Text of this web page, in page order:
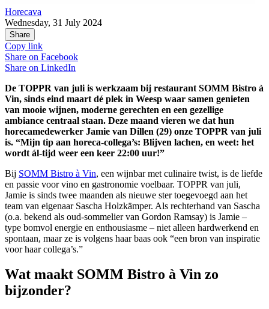
Horecava
Wednesday, 31 July 2024
Share
Copy link
Share on Facebook
Share on LinkedIn
De TOPPR van juli is werkzaam bij restaurant SOMM Bistro à
Vin, sinds eind maart dé plek in Weesp waar samen genieten
van mooie wijnen, moderne gerechten en een gezellige
ambiance centraal staan. Deze maand vieren we dat hun
horecamedewerker Jamie van Dillen (29) onze TOPPR van juli
is. “Mijn tip aan horeca-collega’s: Blijven lachen, en weet: het
wordt ál-tijd weer een keer 22:00 uur!”
Bij SOMM Bistro à Vin, een wijnbar met culinaire twist, is de liefde
en passie voor vino en gastronomie voelbaar. TOPPR van juli,
Jamie is sinds twee maanden als nieuwe ster toegevoegd aan het
team van eigenaar Sascha Holzkämper. Als rechterhand van Sascha
(o.a. bekend als oud-sommelier van Gordon Ramsay) is Jamie –
type bomvol energie en enthousiasme – niet alleen hardwerkend en
spontaan, maar ze is volgens haar baas ook “een bron van inspiratie
voor haar collega’s.”
Wat maakt SOMM Bistro à Vin zo
bijzonder?